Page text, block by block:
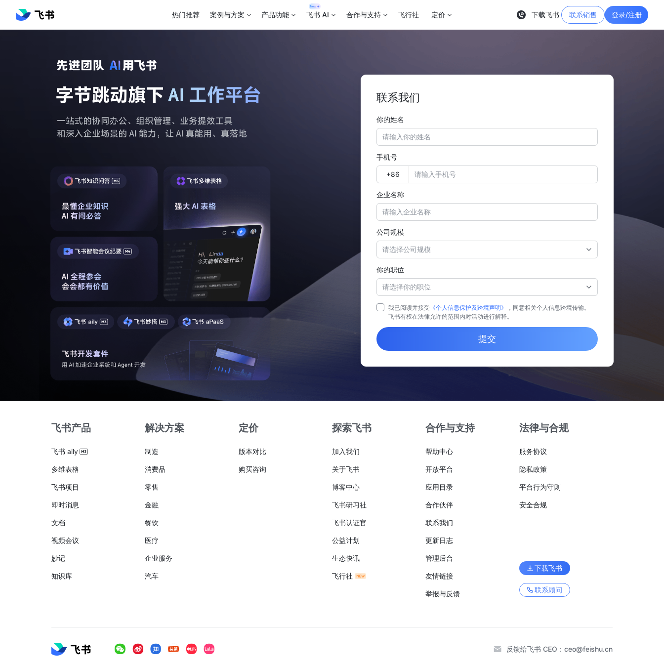
热门推荐 案例与方案 产品功能 飞书 AI 合作与支持 飞行社 定价 下载飞书 联系销售 登录/注册
联系我们
你的姓名
手机号
企业名称
公司规模
请选择公司规模
你的职位
请选择你的职位
我已阅读并接受 《个人信息保护及跨境声明》
，同意相关个人信息跨境传输。
飞书有权在法律允许的范围内对活动进行解释。
提交
飞书产品
飞书 aily
多维表格
飞书项目
即时消息
文档
视频会议
妙记
知识库
解决方案
制造
消费品
零售
金融
餐饮
医疗
企业服务
汽车
定价
版本对比
购买咨询
探索飞书
加入我们
关于飞书
博客中心
飞书研习社
飞书认证官
公益计划
生态快讯
飞行社
合作与支持
帮助中心
开放平台
应用目录
合作伙伴
联系我们
更新日志
管理后台
友情链接
举报与反馈
法律与合规
服务协议
隐私政策
平台行为守则
安全合规
下载飞书
联系顾问
反馈给飞书 CEO： ceo@feishu.cn